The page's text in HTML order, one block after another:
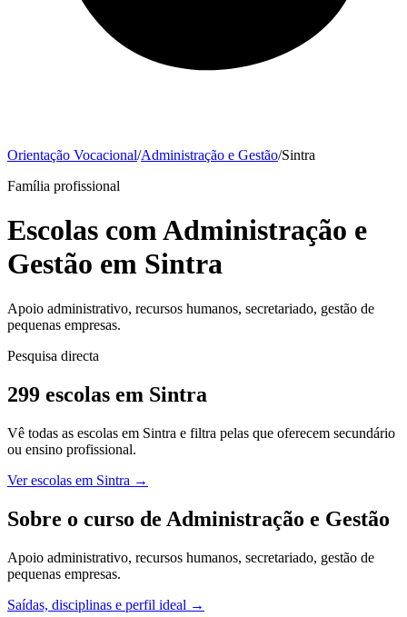
Orientação Vocacional/Administração e Gestão/Sintra
Família profissional
Escolas com Administração e
Gestão em Sintra
Apoio administrativo, recursos humanos, secretariado, gestão de
pequenas empresas.
Pesquisa directa
299 escolas em Sintra
Vê todas as escolas em Sintra e filtra pelas que oferecem secundário
ou ensino profissional.
Ver escolas em Sintra →
Sobre o curso de Administração e Gestão
Apoio administrativo, recursos humanos, secretariado, gestão de
pequenas empresas.
Saídas, disciplinas e perfil ideal →